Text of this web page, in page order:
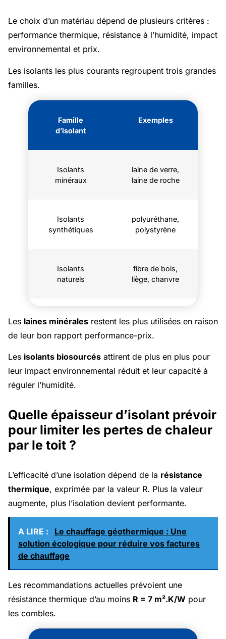
Le choix d’un matériau dépend de plusieurs critères :
performance thermique, résistance à l’humidité, impact
environnemental et prix.
Les isolants les plus courants regroupent trois grandes
familles.
Famille
d’isolant
Exemples
Isolants
minéraux
laine de verre,
laine de roche
Isolants
synthétiques
polyuréthane,
polystyrène
Isolants
naturels
fibre de bois,
liège, chanvre
Les laines minérales restent les plus utilisées en raison
de leur bon rapport performance-prix.
Les isolants biosourcés attirent de plus en plus pour
leur impact environnemental réduit et leur capacité à
réguler l’humidité.
Quelle épaisseur d’isolant prévoir
pour limiter les pertes de chaleur
par le toit ?
L’efficacité d’une isolation dépend de la résistance
thermique, exprimée par la valeur R. Plus la valeur
augmente, plus l’isolation devient performante.
A LIRE :
Le chauffage géothermique : Une
solution écologique pour réduire vos factures
de chauffage
Les recommandations actuelles prévoient une
résistance thermique d’au moins R = 7 m².K/W pour
les combles.